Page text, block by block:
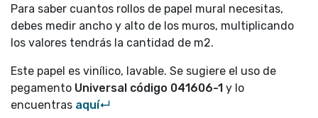
Para saber cuantos rollos de papel mural necesitas,
debes medir ancho y alto de los muros, multiplicando
los valores tendrás la cantidad de m2.
Este papel es vinílico, lavable. Se sugiere el uso de
pegamento Universal código 041606-1 y lo
encuentras aquí↵